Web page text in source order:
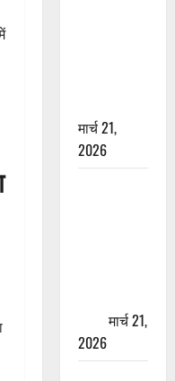
मार्च 21,
2026
मार्च 21,
2026